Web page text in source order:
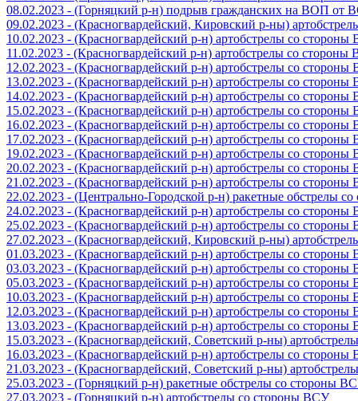
08.02.2023 - (Горняцкий р-н) подрыв гражданских на ВОП от
09.02.2023 - (Красногвардейский, Кировский р-ны)
10.02.2023 - (Красногвардейский р-н) артобстрелы со
11.02.2023 - (Красногвардейский р-н) артобстрелы со стороны
12.02.2023 - (Красногвардейский р-н) артобстрелы со
13.02.2023 - (Красногвардейский р-н) артобстрелы со
14.02.2023 - (Красногвардейский р-н) артобстрелы со
15.02.2023 - (Красногвардейский р-н) артобстрелы со
16.02.2023 - (Красногвардейский р-н) артобстрелы со
17.02.2023 - (Красногвардейский р-н) артобстрелы со
19.02.2023 - (Красногвардейский р-н) артобстрелы со
20.02.2023 - (Красногвардейский р-н) артобстрелы со
21.02.2023 - (Красногвардейский р-н) артобстрелы со
22.02.2023 - (Центрально-Городской р-н) ракетные обстрелы
24.02.2023 - (Красногвардейский р-н) артобстрелы со
25.02.2023 - (Красногвардейский р-н) артобстрелы со
27.02.2023 - (Красногвардейский, Кировский р-ны)
01.03.2023 - (Красногвардейский р-н) артобстрелы со
03.03.2023 - (Красногвардейский р-н) артобстрелы со
05.03.2023 - (Красногвардейский р-н) артобстрелы со
10.03.2023 - (Красногвардейский р-н) артобстрелы со
12.03.2023 - (Красногвардейский р-н) артобстрелы со
13.03.2023 - (Красногвардейский р-н) артобстрелы со
15.03.2023 - (Красногвардейский, Советский р-ны)
16.03.2023 - (Красногвардейский р-н) артобстрелы со
21.03.2023 - (Красногвардейский, Советский р-ны)
25.03.2023 - (Горняцкий р-н) ракетные обстрелы со стороны
27.03.2023 - (Горняцкий р-н) артобстрелы со стороны ВСУ